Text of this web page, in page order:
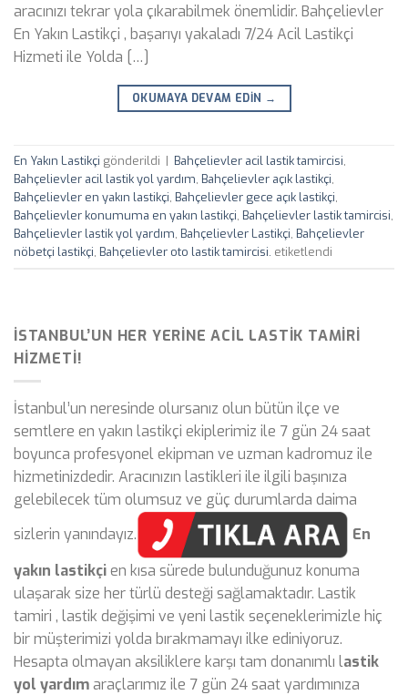
aracınızı tekrar yola çıkarabilmek önemlidir. Bahçelievler
En Yakın Lastikçi , başarıyı yakaladı 7/24 Acil Lastikçi
Hizmeti ile Yolda […]
OKUMAYA DEVAM EDIN →
En Yakın Lastikçi gönderildi | Bahçelievler acil lastik tamircisi,
Bahçelievler acil lastik yol yardım, Bahçelievler açık lastikçi,
Bahçelievler en yakın lastikçi, Bahçelievler gece açık lastikçi,
Bahçelievler konumuma en yakın lastikçi, Bahçelievler lastik tamircisi,
Bahçelievler lastik yol yardım, Bahçelievler Lastikçi, Bahçelievler
nöbetçi lastikçi, Bahçelievler oto lastik tamircisi. etiketlendi
İSTANBUL’UN HER YERINE ACIL LASTIK TAMIRI
HIZMETI!
İstanbul’un neresinde olursanız olun bütün ilçe ve
semtlere en yakın lastikçi ekiplerimiz ile 7 gün 24 saat
boyunca profesyonel ekipman ve uzman kadromuz ile
hizmetinizdedir. Aracınızın lastikleri ile ilgili başınıza
gelebilecek tüm olumsuz ve güç durumlarda daima
sizlerin yanındayız.
En
yakın lastikçien kısa sürede bulunduğunuz konuma
ulaşarak size her türlü desteği sağlamaktadır. Lastik
tamiri , lastik değişimi ve yeni lastik seçeneklerimizle hiç
bir müşterimizi yolda bırakmamayı ilke ediniyoruz.
Hesapta olmayan aksiliklere karşı tam donanımlı lastik
yol yardımaraçlarımız ile 7 gün 24 saat yardımınıza